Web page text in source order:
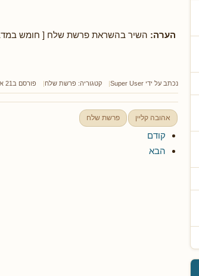
הערה: השיר בהשראת פרשת שלח [ חומש
נכתב על ידי Super User קטגוריה: פרשת שלח פורסם ב21 אוקטובר 2020
אהובה קליין פרשת שלח
קודם
הבא